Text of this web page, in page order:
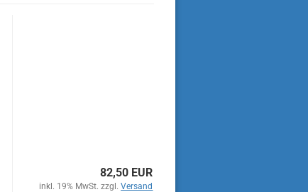
82,50 EUR
inkl. 19% MwSt. zzgl.Versand